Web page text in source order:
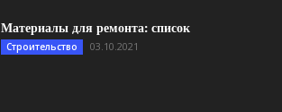
Материалы для ремонта: список
Строительство 03.10.2021